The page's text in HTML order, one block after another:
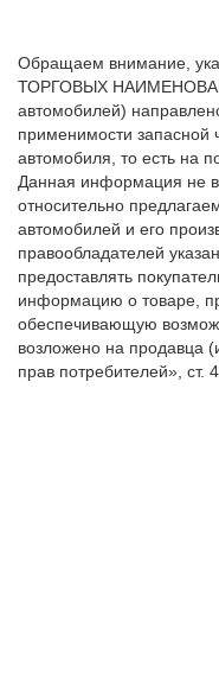
Обращаем внимание,
ТОРГОВЫХ
автомобилей)
применимости запасной
автомобиля, то есть на
Данная информация не
относительно
автомобилей и его
правообладателей
предоставлять
информацию о товаре,
обеспечивающую
возложено на продавца
прав потребителей», ст.